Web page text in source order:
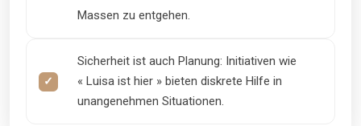
Massen zu entgehen.
Sicherheit ist auch Planung: Initiativen wie
« Luisa ist hier » bieten diskrete Hilfe in
unangenehmen Situationen.